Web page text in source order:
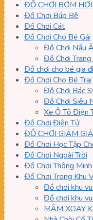
ĐỒ CHƠI BƠM HƠI
Đồ Chơi Búp Bê
Đồ Chơi Cát
Đồ Chơi Cho Bé Gái
Đồ Chơi Nấu
Đồ Chơi
Đồ chơi cho bé gia
Đồ Chơi Cho Bé Trai
Đồ Chơi Bác
Đồ Chơi Siêu
Xe Ô Tô Điện
Đồ Chơi Điện Tử
ĐỒ CHƠI GIẢM GIÁ
Đồ Chơi Học Tập
Đồ Chơi Ngoài Trời
Đồ Chơi Thông Minh
Đồ Chơi Trong Khu
Đồ chơi khu
Đồ chơi khu
MÂM XOAY